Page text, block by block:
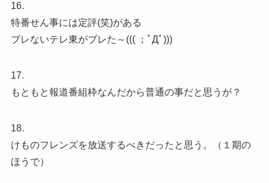
16.
特番せん事には定評(笑)がある
ブレないテレ東がブレた～((( ；ﾟДﾟ)))
17.
もともと報道番組枠なんだから普通の事だと思うが？
18.
けものフレンズを放送するべきだったと思う。（１期の
ほうで）